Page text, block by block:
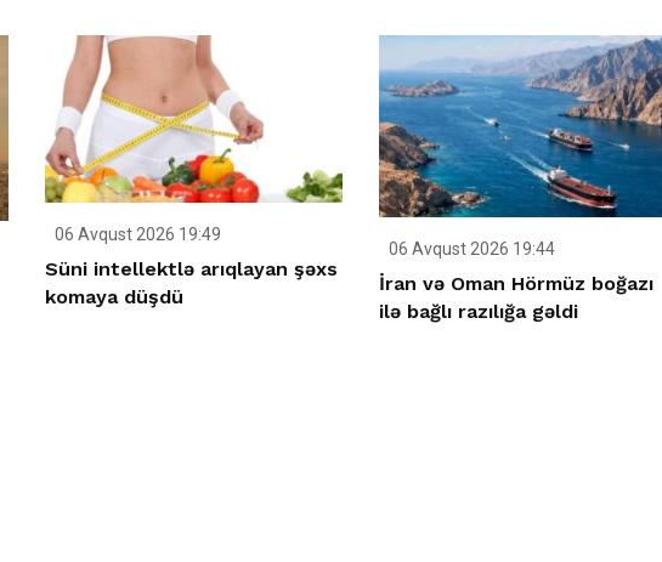
06 Avqust 2026 19:49
Süni intellektlə arıqlayan şəxs
komaya düşdü
06 Avqust 2026 19:44
İran və Oman Hörmüz boğazı
ilə bağlı razılığa gəldi